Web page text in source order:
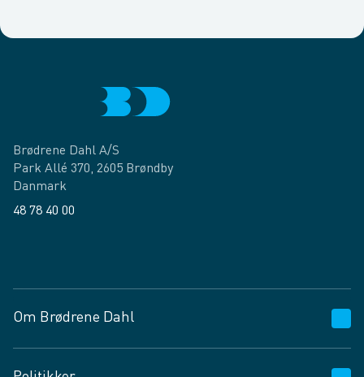
Brødrene Dahl A/S
Park Allé 370, 2605 Brøndby
Danmark
48 78 40 00
Om Brødrene Dahl